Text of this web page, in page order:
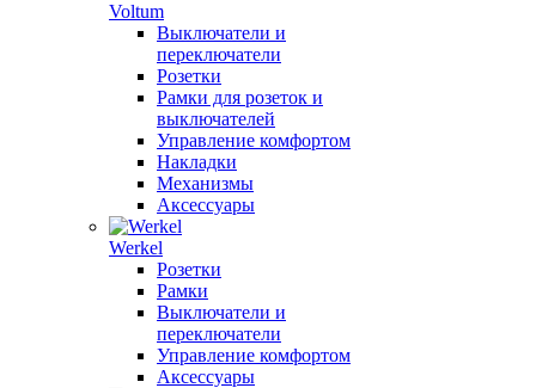
Voltum
Выключатели и
переключатели
Розетки
Рамки для розеток и
выключателей
Управление комфортом
Накладки
Механизмы
Аксессуары
Werkel
Розетки
Рамки
Выключатели и
переключатели
Управление комфортом
Аксессуары